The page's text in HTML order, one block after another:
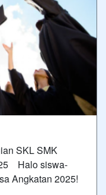
SKL SMK
Halo siswa-
Angkatan 2025!